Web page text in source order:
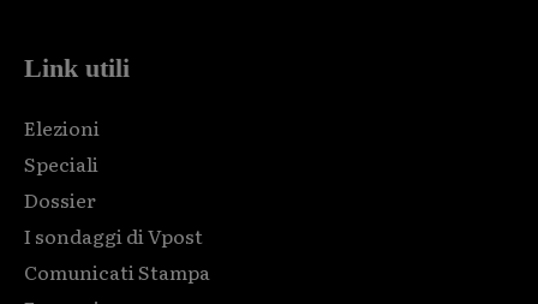
Link utili
Elezioni
Speciali
Dossier
I sondaggi di Vpost
Comunicati Stampa